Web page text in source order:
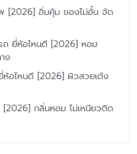
พ [2026] อิ่มคุ้ม ของไม่อั้น จัด
ถ ยี่ห้อไหนดี [2026] หอม
ง
ห้อไหนดี [2026] ผิวสวยเด้ง
กลิ่นหอม ไม่เหนียวติด